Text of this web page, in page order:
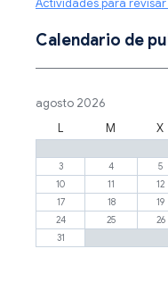
Calendario de
agosto 2026
L
M X
3
4 5
10
11 12
17
18 19
24
25 26
31